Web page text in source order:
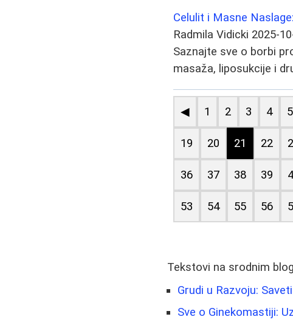
Celulit i Masne
Radmila Vidicki 2025-
Saznajte sve o borbi
masaža, liposukcije i
◀ 1 2 3 4 5
19 20 21 22
36 37 38 39
53 54 55 56
Tekstovi na srodnim
Grudi u Razvoju:
Sve o Ginekomastiji: